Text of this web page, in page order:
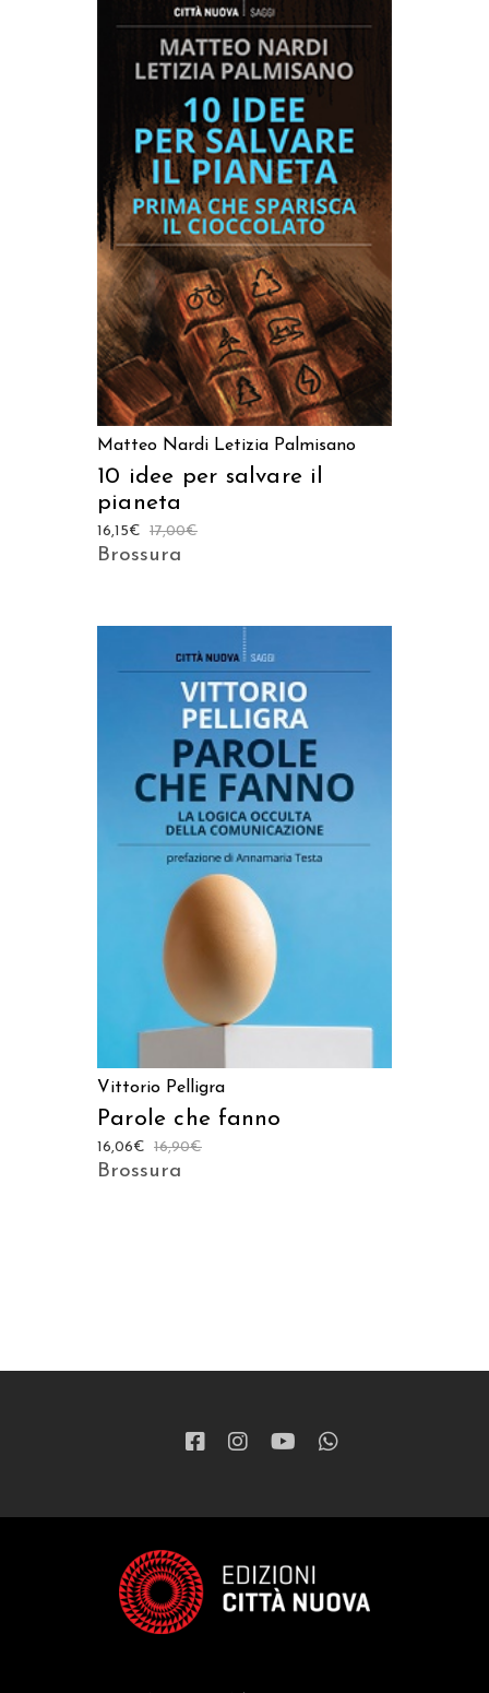
AGGIUNGI AL CARRELLO
Matteo Nardi Letizia Palmisano
10 idee per salvare il
pianeta
17,00€
16,15€
Brossura
AGGIUNGI AL CARRELLO
Vittorio Pelligra
Parole che fanno
16,90€
16,06€
Brossura